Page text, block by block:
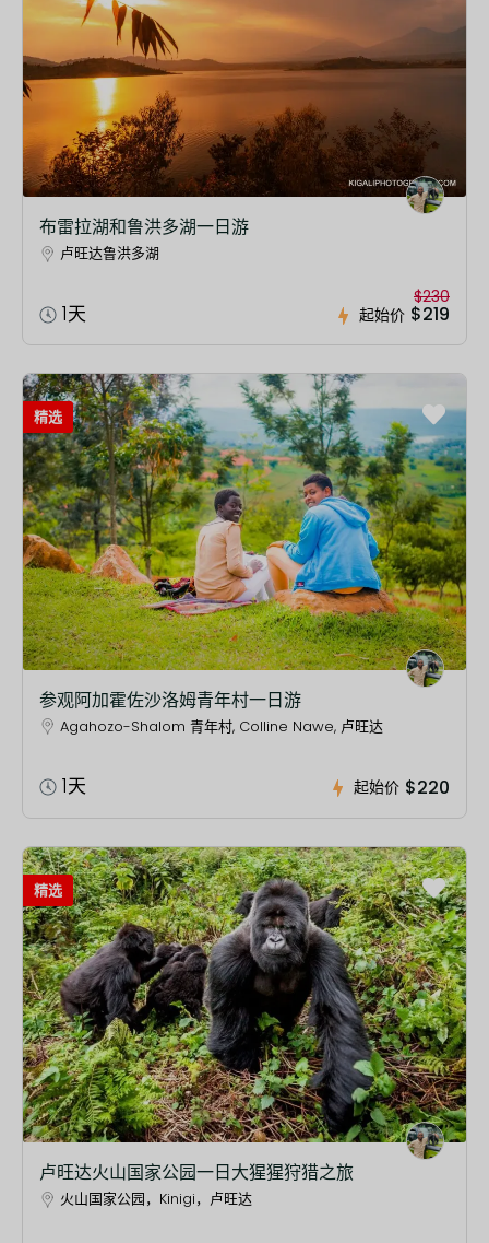
布雷拉湖和鲁洪多湖一日游
卢旺达鲁洪多湖
1天 起始价
$230
$219
精选
参观阿加霍佐沙洛姆青年村一日游
Agahozo-Shalom 青年村, Colline Nawe, 卢旺达
1天 起始价 $220
精选
卢旺达火山国家公园一日大猩猩狩猎之旅
火山国家公园，Kinigi，卢旺达